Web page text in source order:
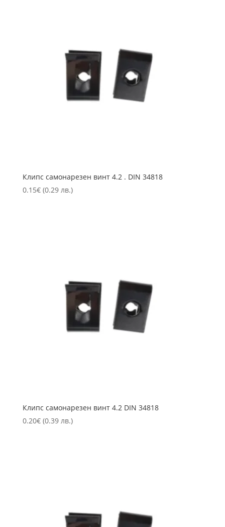
Клипс самонарезен винт 4.2 . DIN 34818
0.15€ (0.29 лв.)
Клипс самонарезен винт 4.2 DIN 34818
0.20€ (0.39 лв.)